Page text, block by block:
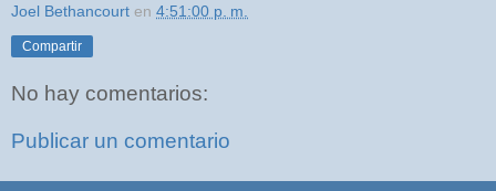
Joel Bethancourt en 4:51:00 p. m.
Compartir
No hay comentarios:
Publicar un comentario